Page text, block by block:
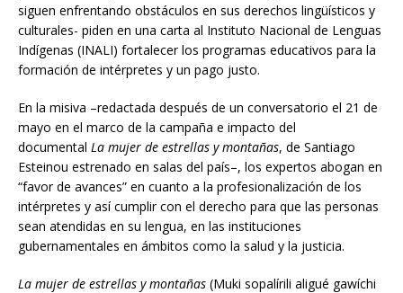
siguen enfrentando obstáculos en sus derechos lingüísticos y
culturales- piden en una carta al Instituto Nacional de Lenguas
Indígenas (INALI) fortalecer los programas educativos para la
formación de intérpretes y un pago justo.
En la misiva –redactada después de un conversatorio el 21 de
mayo en el marco de la campaña e impacto del
documental La mujer de estrellas y montañas, de Santiago
Esteinou estrenado en salas del país–, los expertos abogan en
“favor de avances” en cuanto a la profesionalización de los
intérpretes y así cumplir con el derecho para que las personas
sean atendidas en su lengua, en las instituciones
gubernamentales en ámbitos como la salud y la justicia.
La mujer de estrellas y montañas (Muki sopalírili aligué gawíchi